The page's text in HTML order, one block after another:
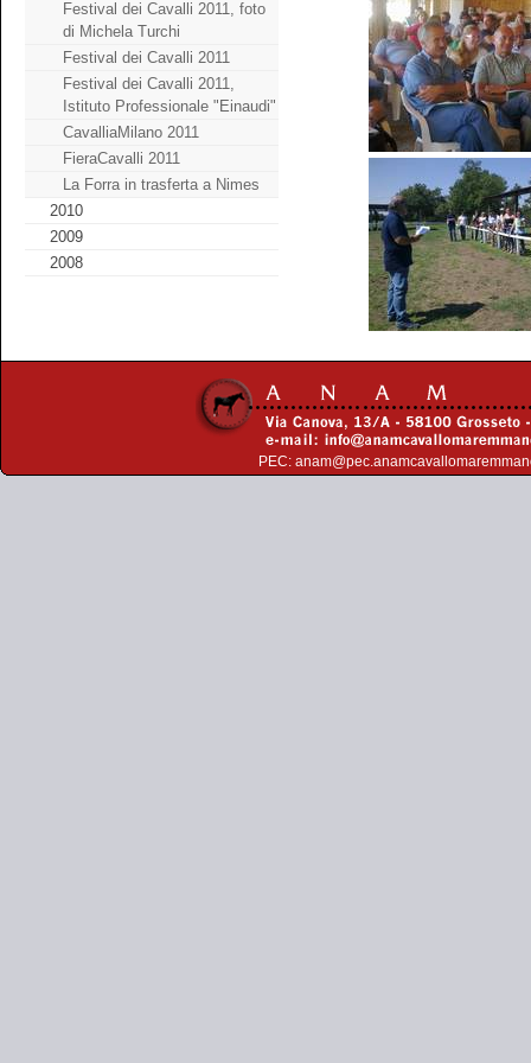
Festival dei Cavalli 2011, foto
di Michela Turchi
Festival dei Cavalli 2011
Festival dei Cavalli 2011,
Istituto Professionale "Einaudi"
CavalliaMilano 2011
FieraCavalli 2011
La Forra in trasferta a Nimes
2010
2009
2008
PEC: